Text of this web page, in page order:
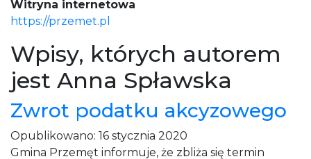
Witryna internetowa
https://przemet.pl
Wpisy, których autorem
jest Anna Spławska
Zwrot podatku akcyzowego
Opublikowano: 16 stycznia 2020
Gmina Przemęt informuje, że zbliża się termin